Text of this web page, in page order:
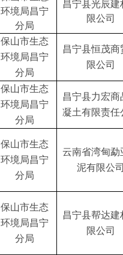
环境局昌宁
分局
昌宁县光辰建
限公司
保山市生态
环境局昌宁
分局
昌宁县恒茂商
限公司
保山市生态
环境局昌宁
分局
昌宁县力宏商
凝土有限责任
保山市生态
环境局昌宁
分局
云南省湾甸勐
泥有限公
保山市生态
环境局昌宁
分局
昌宁县帮达建
限公司